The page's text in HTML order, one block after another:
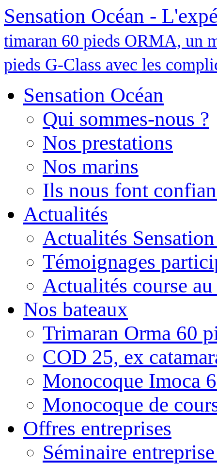
Sensation Océan -
timaran 60 pieds ORMA, un
pieds G-Class avec les
Sensation Océan
Qui sommes-nous ?
Nos prestations
Nos marins
Ils nous font
Actualités
Actualités
Témoignages
Actualités course
Nos bateaux
Trimaran Orma 60
COD 25, ex
Monocoque Imoca
Monocoque de
Offres entreprises
Séminaire